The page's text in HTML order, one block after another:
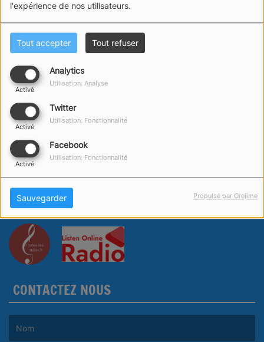
l'expérience de nos utilisateurs.
Tout accepter Tout refuser
Analytics
Activé
Utilisation: Analyse
Twitter
Activé
Utilisation: Fonctionnalité
Facebook
Activé
Utilisation: Fonctionnalité
Sauvegarder Propulsé par Orejime
CONTACTEZ NOUS